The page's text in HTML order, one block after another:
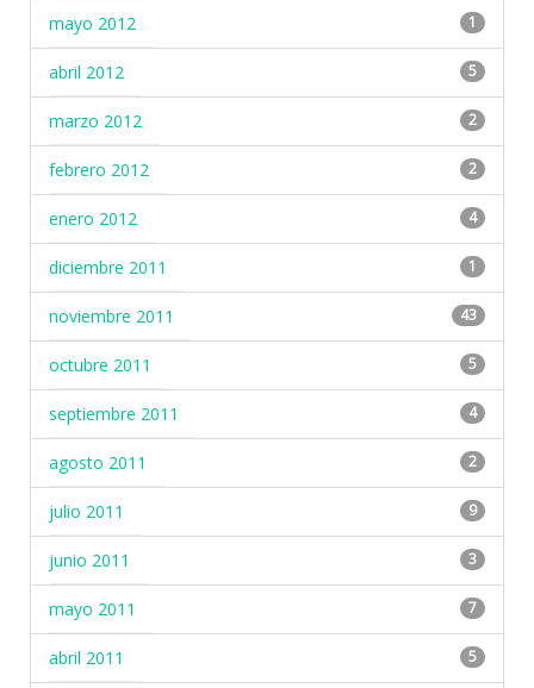
mayo 2012 1
abril 2012 5
marzo 2012 2
febrero 2012 2
enero 2012 4
diciembre 2011 1
noviembre 2011 43
octubre 2011 5
septiembre 2011 4
agosto 2011 2
julio 2011 9
junio 2011 3
mayo 2011 7
abril 2011 5